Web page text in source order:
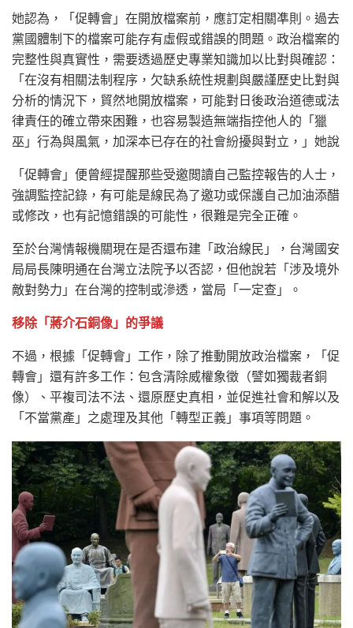
她認為，「促轉會」在開放檔案前，應訂定相關凖則。過去
黨國體制下的檔案可能存有虛假或錯誤的問題。政治檔案的
完整性與真實性，需要透過歷史專業知識加以比對與確認：
「在沒有相關法制程序，欠缺系統性規劃與嚴謹歷史比對與
分析的情況下，貿然地開放檔案，可能對日後政治道德或法
律責任的確立帶來困難，也容易製造無端指控他人的「獵
巫」行為與風氣，加深本已存在的社會紛擾與對立，」她說
「促轉會」便曾經提醒那些受邀閲讀自己監控報告的人士，
強調監控記錄，有可能是線民為了邀功或保護自己加油添醋
或修改，也有記憶錯誤的可能性，很難是完全正確。
至於台灣情報機關現在是否還布建「政治線民」，台灣國安
局局長陳明通在台灣立法院予以否認，但他說若「涉及境外
敵對勢力」在台灣的控制或滲透，當局「一定查」。
移除「蔣介石銅像」的爭議
不過，根據「促轉會」工作，除了推動開放政治檔案，「促
轉會」還有許多工作：包含清除威權象徵（譬如獨裁者銅
像）、平複司法不法、還原歷史真相，並促進社會和解以及
「不當黨產」之處理及其他「轉型正義」事項等問題。